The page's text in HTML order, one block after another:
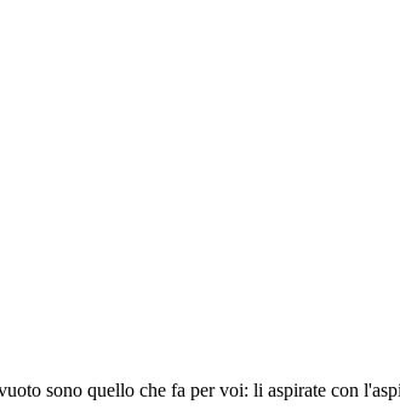
sono quello che fa per voi: li aspirate con